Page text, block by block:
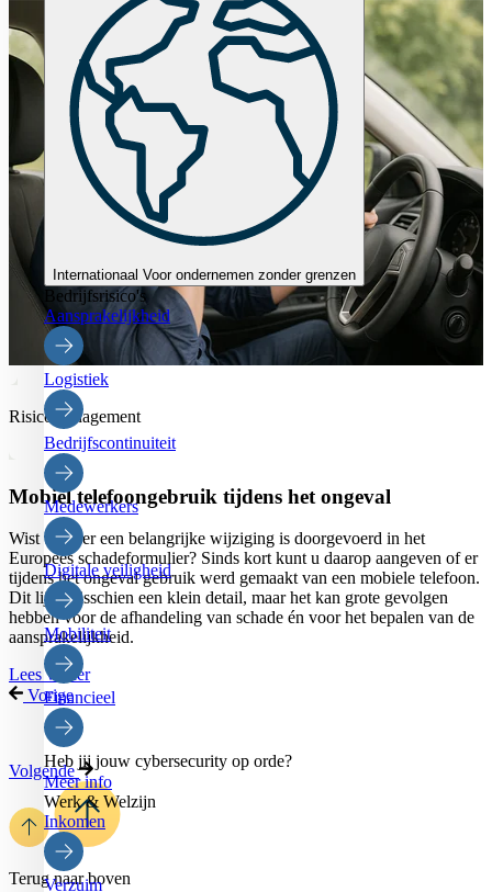
Internationaal Voor ondernemen zonder grenzen
Bedrijfsrisico's
Aansprakelijkheid
Logistiek
Bedrijfscontinuiteit
Medewerkers
Digitale veiligheid
Mobiliteit
Financieel
Heb jij jouw cybersecurity op orde?
Meer info
Werk & Welzijn
Inkomen
Verzuim
Risicomanagement
Mobiel telefoongebruik tijdens het ongeval
Wist u dat er een belangrijke wijziging is doorgevoerd in het
Europees schadeformulier? Sinds kort kunt u daarop aangeven of er
tijdens het ongeval gebruik werd gemaakt van een mobiele telefoon.
Dit lijkt misschien een klein detail, maar het kan grote gevolgen
hebben voor de afhandeling van schade én voor het bepalen van de
aansprakelijkheid.
Lees verder
Vorige
12
Volgende
Terug naar boven